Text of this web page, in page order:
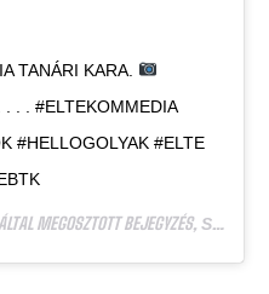
TANÁRI KARA.
. . . #ELTEKOMMEDIA
#HELLOGOLYAK #ELTE
MEGOSZTOTT BEJEGYZÉS, SZEPT 20., 2018, IDŐPONT: 1:36 (PDT IDŐZÓNA SZERINT)